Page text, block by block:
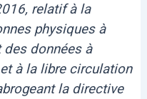
relatif à la
physiques à
des données à
à la libre circulation
la directive